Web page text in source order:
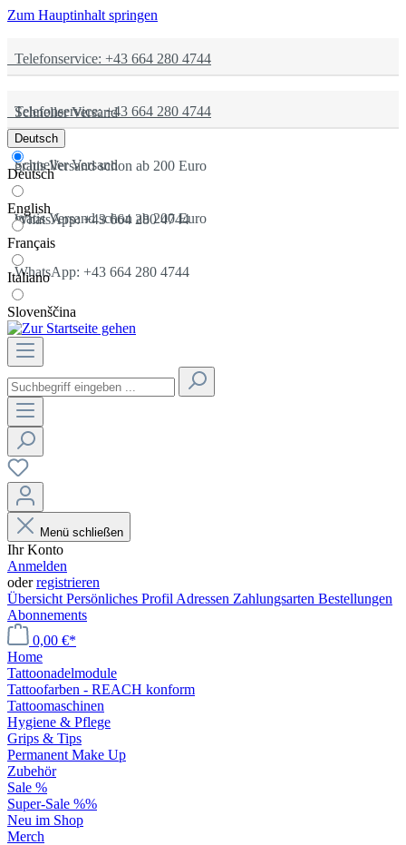
Zum Hauptinhalt springen
Telefonservice: +43 664 280 4744
Schneller Versand
gratis Versand schon ab 200 Euro
WhatsApp: +43 664 280 4744
Telefonservice: +43 664 280 4744
Schneller Versand
gratis Versand schon ab 200 Euro
WhatsApp: +43 664 280 4744
Deutsch
Deutsch
English
Français
Italiano
Slovenščina
Menü schließen
Ihr Konto
Anmelden
oderregistrieren
Übersicht Persönliches Profil Adressen Zahlungsarten Bestellungen
Abonnements
0,00 €*
Home
Tattoonadelmodule
Tattoofarben - REACH konform
Tattoomaschinen
Hygiene & Pflege
Grips & Tips
Permanent Make Up
Zubehör
Sale %
Super-Sale %%
Neu im Shop
Merch